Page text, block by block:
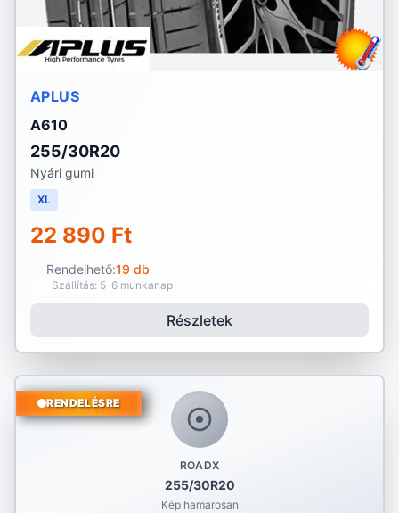
APLUS
A610
255/30R20
Nyári gumi
XL
22 890 Ft
Rendelhető:19 db
Szállítás: 5-6 munkanap
Részletek
ROADX
255/30R20
Kép hamarosan
RENDELÉSRE